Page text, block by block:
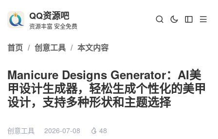
QQ资源吧
资源丰富 安全免费
首页 / 创意工具 / 本文内容
Manicure Designs Generator：AI美
甲设计生成器，轻松生成个性化的美甲
设计，支持多种形状和主题选择
创意工具 2026-07-08 48